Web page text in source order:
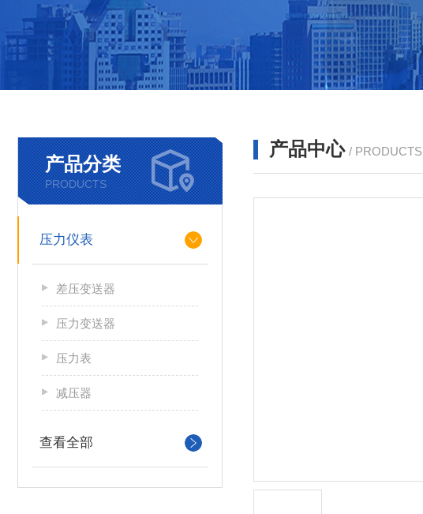
产品分类
PRODUCTS
压力仪表
差压变送器
压力变送器
压力表
减压器
查看全部
产品中心 / PRODUCTS